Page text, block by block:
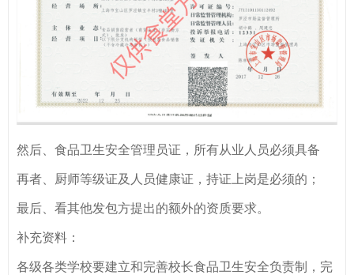
然后、食品卫生安全管理员证，所有从业人员必须具备
再者、厨师等级证及人员健康证，持证上岗是必须的；
最后、看其他发包方提出的额外的资质要求。
补充资料：
各级各类学校要建立和完善校长食品卫生安全负责制，完